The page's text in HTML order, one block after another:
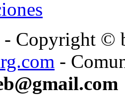
- Copyright ©
-